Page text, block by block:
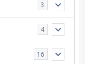
3
4
16